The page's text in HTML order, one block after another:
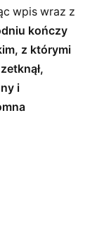
wpis wraz z
kończy
z którymi
i